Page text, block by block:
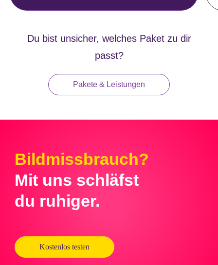
Du bist unsicher, welches Paket zu dir
passt?
Pakete & Leistungen
Bildmissbrauch?
Mit uns schläfst
du ruhiger.
Kostenlos testen